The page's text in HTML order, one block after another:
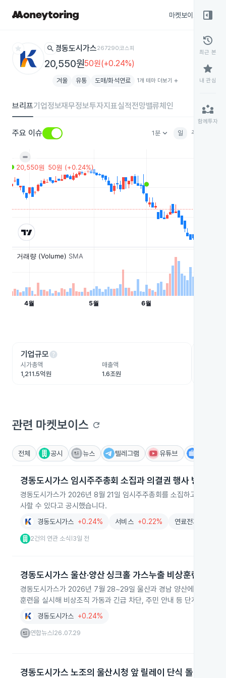
마켓보이스
star search 경동도시가스267290코스피
20,550원50원(+0.24%)
겨울 유통 도매/화석연료 1개 테마 더보기 add
브리프기업정보재무정보투자지표실적전망밸류체인
주요 이슈 1분keyboard_arrow_down 일 주
기업규모help
시가총액
1,211.5억원
매출액
1.6조원
관련 마켓보이스 refresh
전체 공시 뉴스 텔레그램 유튜브
경동도시가스 임시주주총회 소집과 의결권 행사 방안
경동도시가스가 2026년 8월 21일 임시주주총회를 소집하고 손현익
사할 수 있다고 공시했습니다.
경동도시가스 +0.24% 서비스 +0.22% 연료전지
2건의 연관 소식 3일 전
경동도시가스 울산·양산 싱크홀 가스누출 비상훈련
경동도시가스가 2026년 7월 28~29일 울산과 경남 양산에서 싱크홀
훈련을 실시해 비상조직 가동과 긴급 차단, 주민 안내 등 단계별 대응
경동도시가스 +0.24%
연합뉴스 26.07.29
경동도시가스 노조의 울산시청 앞 릴레이 단식 돌입
right_panel_open
history
최근 본
star
내 관심
partner_exchange
함께투자